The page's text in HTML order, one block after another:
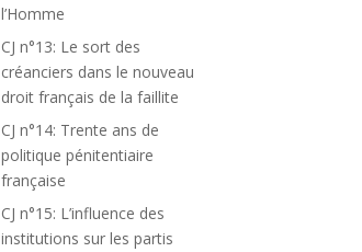
l’Homme
CJ n°13: Le sort des
créanciers dans le nouveau
droit français de la faillite
CJ n°14: Trente ans de
politique pénitentiaire
française
CJ n°15: L’influence des
institutions sur les partis